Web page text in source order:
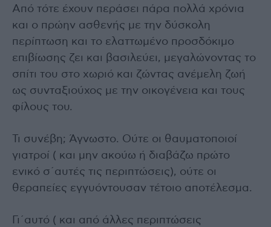
Από τότε έχουν περάσει πάρα πολλά χρόνια
και ο πρώην ασθενής με την δύσκολη
περίπτωση και το ελαττωμένο προσδόκιμο
επιβίωσης ζει και βασιλεύει, μεγαλώνοντας το
σπίτι του στο χωριό και ζώντας ανέμελη ζωή
ως συνταξιούχος με την οικογένεια και τους
φίλους του.
Τι συνέβη; Άγνωστο. Ούτε οι θαυματοποιοί
γιατροί ( και μην ακούω ή διαβάζω πρώτο
ενικό σ΄αυτές τις περιπτώσεις), ούτε οι
θεραπείες εγγυόντουσαν τέτοιο αποτέλεσμα.
Γι΄αυτό ( και από άλλες περιπτώσεις